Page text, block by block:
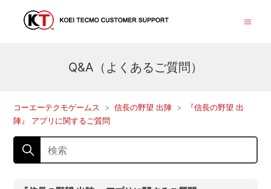
Q&A（よくあるご質問）
コーエーテクモゲームス 信長の野望 出陣
『信長の野望 出
陣』 アプリに関するご質問